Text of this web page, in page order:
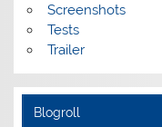
Screenshots
Tests
Trailer
Blogroll